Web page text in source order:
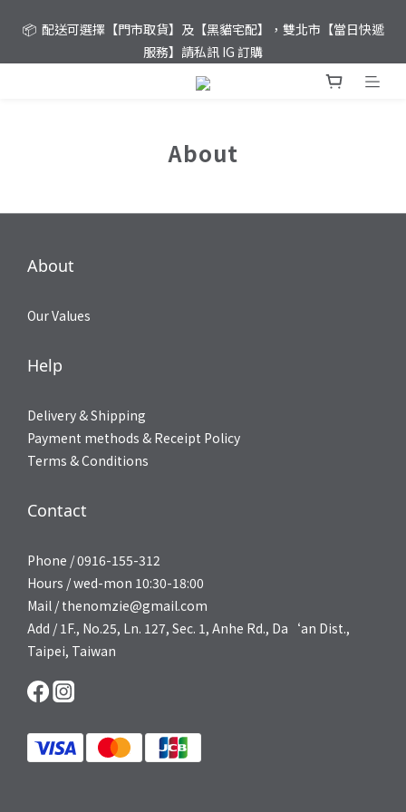
⚡️ 夏日優惠！滿 𝐍𝐓$𝟏,𝟖𝟎𝟎 元即達免運
📦  配送可選擇【門市取貨】及【黑貓宅配】，雙北市【當日快遞
服務】請私訊 IG 訂購
🎁 囍餅｜彌月｜企業禮盒 30 盒另享優惠，歡迎填寫表單【申請試
⚡️ 夏日優惠！滿 𝐍𝐓$𝟏,𝟖𝟎𝟎 元即達免運
About
About
Our Values
Help
Delivery & Shipping
Payment methods & Receipt Policy
Terms & Conditions
Contact
Phone / 0916-155-312
Hours / wed-mon 10:30-18:00
Mail / thenomzie@gmail.com
Add / 1F., No.25, Ln. 127, Sec. 1, Anhe Rd., Da‘an Dist.,
Taipei, Taiwan